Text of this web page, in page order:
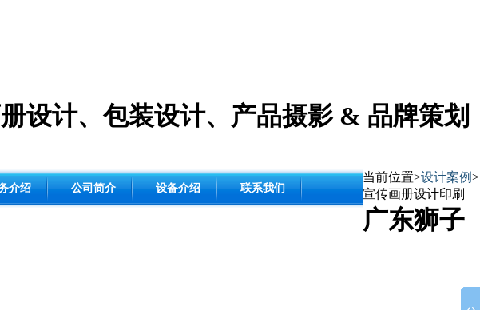
设计、 包装设计、 产品摄影& 品牌策划
介绍 公司简介 设备介绍 联系我们
当前位置>设计案例>
宣传画册设计印刷
广东狮子